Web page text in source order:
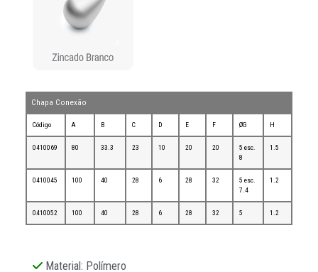
Chapa Conexão
Código A B C D E F ØG H
0410069 80 33.3 23 10 20 20
5 esc.
8
1.5
0410045 100 40 28 6 28 32
5 esc.
7.4
1.2
0410052 100 40 28 6 28 32 5 1.2
Material: Polímero